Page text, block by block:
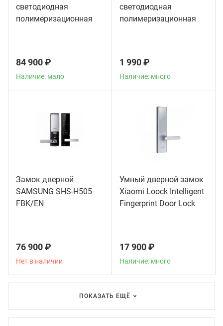
светодиодная
полимеризационная
84 900 ₽
Наличие: мало
светодиодная
полимеризационная
1 990 ₽
Наличие: много
Замок дверной
SAMSUNG SHS-H505
FBK/EN
76 900 ₽
Нет в наличии
Умный дверной замок
Xiaomi Loock Intelligent
Fingerprint Door Lock
17 900 ₽
Наличие: много
ПОКАЗАТЬ ЕЩЁ